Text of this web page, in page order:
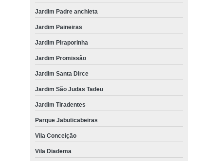
Jardim Padre anchieta
Jardim Paineiras
Jardim Piraporinha
Jardim Promissão
Jardim Santa Dirce
Jardim São Judas Tadeu
Jardim Tiradentes
Parque Jabuticabeiras
Vila Conceição
Vila Diadema